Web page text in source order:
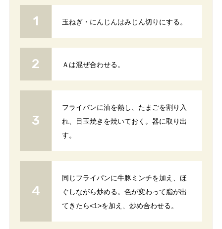
玉ねぎ・にんじんはみじん切りにする。
Ａは混ぜ合わせる。
フライパンに油を熱し、たまごを割り入
れ、目玉焼きを焼いておく。器に取り出
す。
同じフライパンに牛豚ミンチを加え、ほ
ぐしながら炒める。色が変わって脂が出
てきたら<1>を加え、炒め合わせる。